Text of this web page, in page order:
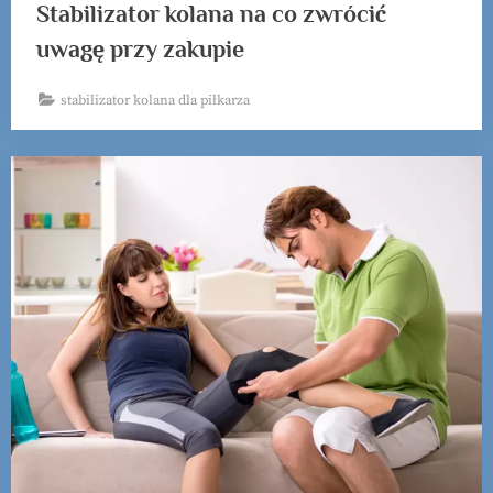
Stabilizator kolana na co zwrócić
uwagę przy zakupie
stabilizator kolana dla piłkarza